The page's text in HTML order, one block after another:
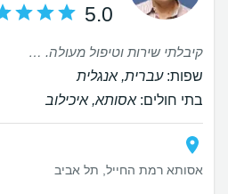
5.0
קיבלתי שירות וטיפול מעולה. הסברים מפורטים, קשב רב לכל שאלה שהיתה לי. המפגשים לפני ואחרי הניתוח תמיד היו מפרים וקיבלתי תשובות לכל השאלות והחששות שלי. התוצאה של הניתוח היתה מעולה ואני במקום מצוין חודש לאחר הניתוח.
שפות:עברית, אנגלית
בתי חולים:אסותא, איכילוב
אסותא רמת החייל, תל אביב